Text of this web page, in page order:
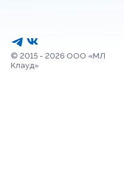
© 2015 - 2026 ООО «МЛ
Клауд»